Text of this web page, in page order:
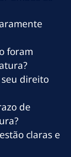
foram
direito
de
claras e